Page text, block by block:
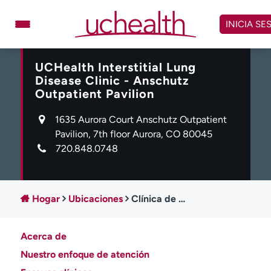
contenido
Médicos
Especialidades
Ubicaciones
Programar cita
Dar
Carreras
Acerca de UCHealth
Clases y eventos
INICIA
UCHealth Interstitial Lung
Disease Clinic - Anschutz
Outpatient Pavilion
1635 Aurora Court Anschutz Outpatient
Pavilion, 7th floor Aurora, CO 80045
720.848.0748
Hogar Ubicaciones Clínica de Enfermedades Intersticiales Pulmonares UCHealth - Pabellón Ambulatorio Anschutz
Acerca de
Nuestro enfoque de atención